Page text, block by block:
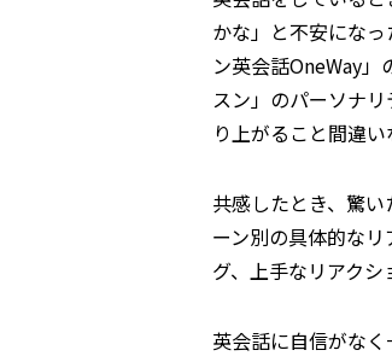
かな」と不安にな
ン英会話OneWay
スン」のパーソナ
り上がること間違
共感したとき、驚
ーン別の具体的な
グ、上手なリアクシ
英会話に自信がな